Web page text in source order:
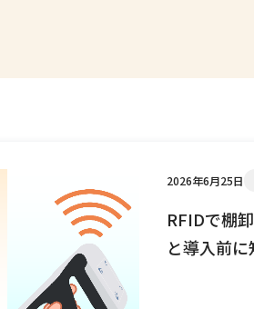
2026年6月25日
RFIDで棚
と導入前